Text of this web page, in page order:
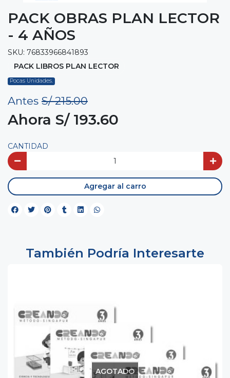
PACK OBRAS PLAN LECTOR
- 4 AÑOS
SKU: 76833966841893
PACK LIBROS PLAN LECTOR
Pocas Unidades.
Antes S/ 215.00
Ahora S/ 193.60
CANTIDAD
Agregar al carro
También Podría Interesarte
AGOTADO